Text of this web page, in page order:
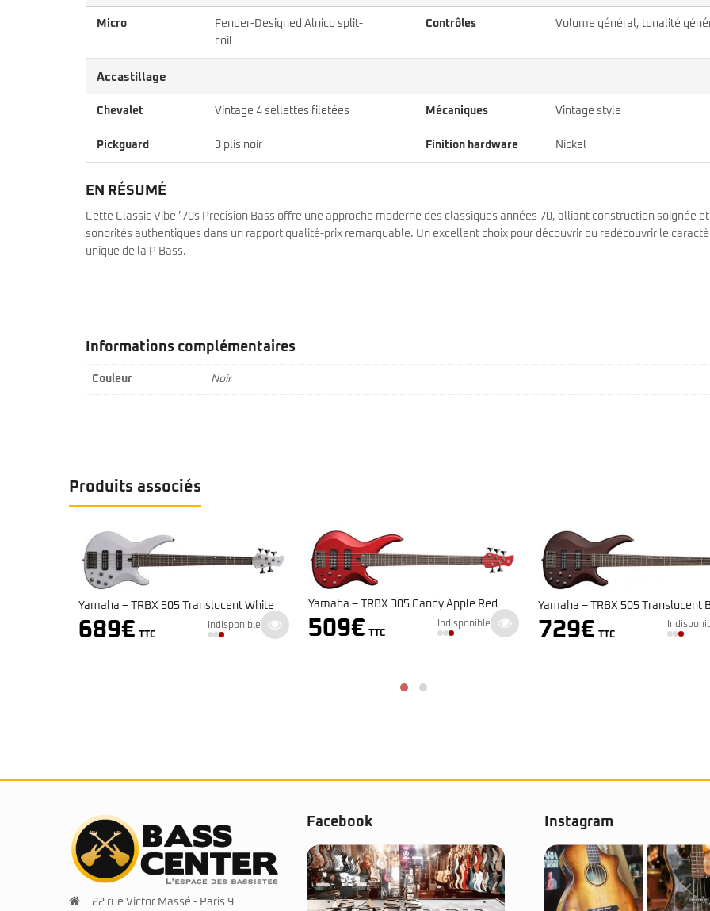
Micro
Fender-Designed Alnico split-
coil
Contrôles Volume général, tonalité
Accastillage
Chevalet Vintage 4 sellettes filetées Mécaniques Vintage style
Pickguard 3 plis noir Finition hardware Nickel
EN RÉSUMÉ
Cette Classic Vibe ’70s Precision Bass offre une approche moderne des classiques années 70, alliant construction soignée et
sonorités authentiques dans un rapport qualité-prix remarquable. Un excellent choix pour découvrir ou redécouvrir le
unique de la P Bass.
Informations complémentaires
Couleur Noir
Produits associés
Yamaha – TRBX 305 Candy Apple Red
509€ TTC
Indisponible
Yamaha – TRBX 505 Translucent Brown
729€ TTC
Indisponible
Yamaha – John Patitucci
5.099
22 rue Victor Massé - Paris 9
Facebook Instagram